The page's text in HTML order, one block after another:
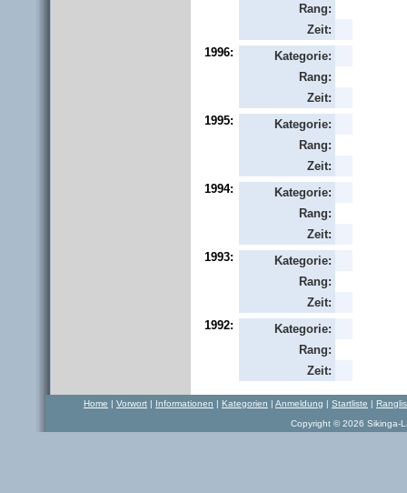
Rang:
Zeit:
1996:
Kategorie:
Rang:
Zeit:
1995:
Kategorie:
Rang:
Zeit:
1994:
Kategorie:
Rang:
Zeit:
1993:
Kategorie:
Rang:
Zeit:
1992:
Kategorie:
Rang:
Zeit:
Home | Vorwort | Informationen | Kategorien | Anmeldung | Startliste |
Copyright © 2026 Sikinga-